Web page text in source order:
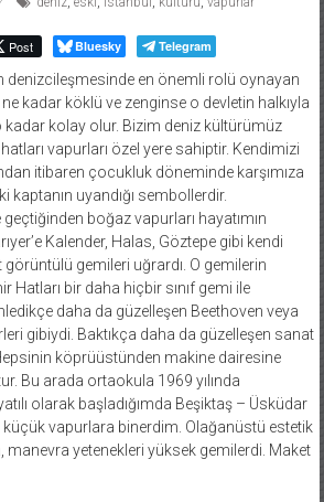
Post Bluesky Telegram
kadar köklü ve zenginse o devletin halkıyla
kadar kolay olur. Bizim deniz kültürümüz
vapurları özel yere sahiptir. Kendimizi
itibaren çocukluk döneminde karşımıza
kaptanın uyandığı sembollerdir.
boğaz vapurları hayatımın
Kalender, Halas, Göztepe gibi kendi
görüntülü gemileri uğrardı. O gemilerin
Hatları bir daha hiçbir sınıf gemi ile
daha da güzelleşen Beethoven veya
gibiydi. Baktıkça daha da güzelleşen sanat
köprüüstünden makine dairesine
Bu arada ortaokula 1969 yılında
olarak başladığımda Beşiktaş – Üsküdar
küçük vapurlara binerdim. Olağanüstü estetik
manevra yetenekleri yüksek gemilerdi. Maket